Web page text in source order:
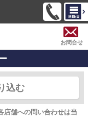
お問合せ
込む
店舗への問い合わせは当